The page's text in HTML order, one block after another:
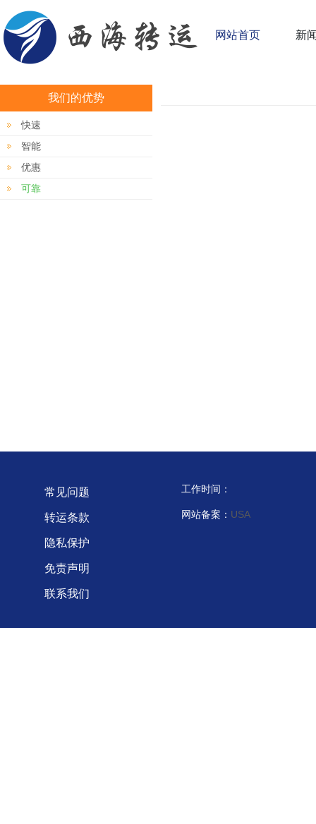
网站首页 新
我们的优势
快速
智能
优惠
可靠
常见问题
转运条款
隐私保护
免责声明
联系我们
工作时间：
网站备案： USA